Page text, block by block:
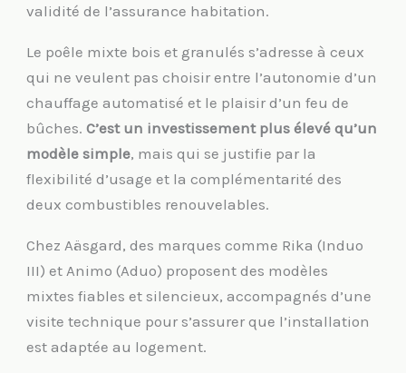
validité de l’assurance habitation.
Le poêle mixte bois et granulés s’adresse à ceux
qui ne veulent pas choisir entre l’autonomie d’un
chauffage automatisé et le plaisir d’un feu de
bûches.C’est un investissement plus élevé qu’un
modèle simple, mais qui se justifie par la
flexibilité d’usage et la complémentarité des
deux combustibles renouvelables.
Chez Aäsgard, des marques comme Rika (Induo
III) et Animo (Aduo) proposent des modèles
mixtes fiables et silencieux, accompagnés d’une
visite technique pour s’assurer que l’installation
est adaptée au logement.